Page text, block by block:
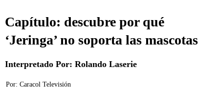
Capítulo: descubre por qué
‘Jeringa’ no soporta las mascotas
Interpretado Por: Rolando Laserie
Por: Caracol Televisión